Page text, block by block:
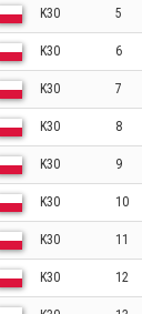
K30 5
K30 6
K30 7
K30 8
K30 9
K30 10
K30 11
K30 12